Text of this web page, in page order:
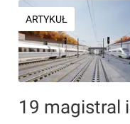
ARTYKUŁ